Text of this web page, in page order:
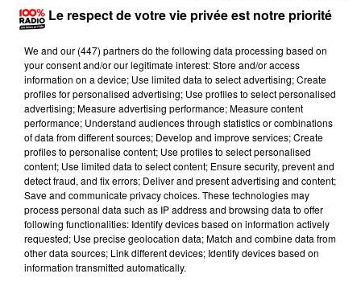
Lecture (1 min 13 sec)
100%
100% Radio l'agenda du sud Tarn
Le respect de votre vie privée est notre priorité
We and our (447) partnersdo the following data processing based on
your consent and/or our legitimate interest: Store and/or access
information on a device; Use limited data to select advertising; Create
profiles for personalised advertising; Use profiles to select personalised
advertising; Measure advertising performance; Measure content
performance; Understand audiences through statistics or combinations
of data from different sources; Develop and improve services; Create
profiles to personalise content; Use profiles to select personalised
content; Use limited data to select content; Ensure security, prevent and
detect fraud, and fix errors; Deliver and present advertising and content;
Save and communicate privacy choices. These technologies may
process personal data such as IP address and browsing data to offer
following functionalities: Identify devices based on information actively
requested; Use precise geolocation data; Match and combine data from
other data sources; Link different devices; Identify devices based on
information transmitted automatically.